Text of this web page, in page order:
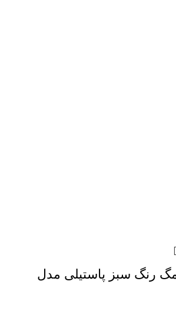
رنگ سبز پاستیلی مدل